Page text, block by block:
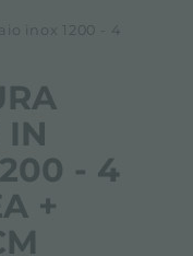
inox 1200 - 4
IN
- 4
+